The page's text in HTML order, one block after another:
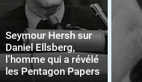
Seymour Hersh sur
Daniel Ellsberg,
l’homme qui a révélé
les Pentagon Papers